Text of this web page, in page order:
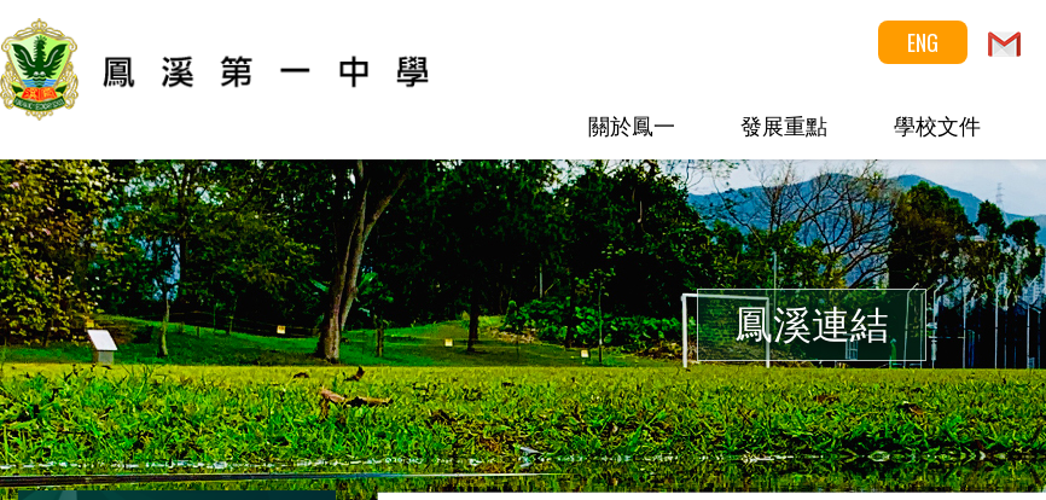
ENG
關於鳳一 發展重點 學校文件
鳳溪連結